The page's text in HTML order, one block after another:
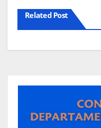
Related Post